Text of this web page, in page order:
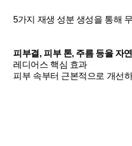
5가지 재생 성분 생성을 통해
피부결, 피부 톤, 주름 등을 자
레디어스 핵심 효과
피부 속부터 근본적으로 개선